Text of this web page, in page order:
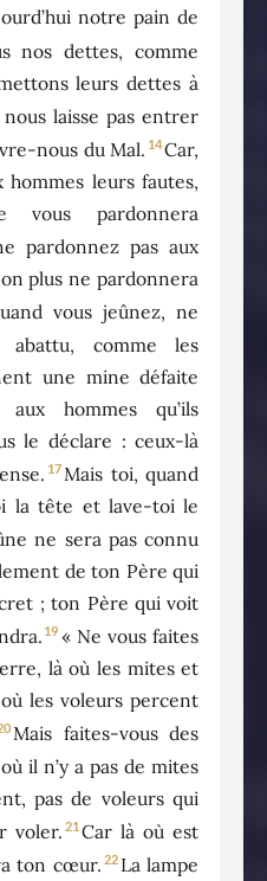
notre pain de
nos dettes, comme
leurs dettes à
laisse pas entrer
nous du Mal. 14Car,
hommes leurs fautes,
vous pardonnera
pardonnez pas aux
plus ne pardonnera
vous jeûnez, ne
comme les
une mine défaite
hommes qu’ils
le déclare : ceux-là
17 Mais toi, quand
la tête et lave-toi le
ne sera pas connu
de ton Père qui
; ton Père qui voit
19 « Ne vous faites
là où les mites et
les voleurs percent
Mais faites-vous des
il n’y a pas de mites
pas de voleurs qui
voler. 21 Car là où est
ton cœur. 22 La lampe